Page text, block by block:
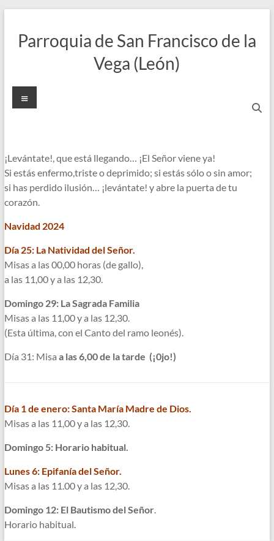
contenido
Parroquia de San Francisco de la
Vega (León)
Menú
¡Levántate!, que está llegando… ¡El Señor viene ya!
Si estás enfermo,triste o deprimido; si estás sólo o sin amor;
si has perdido ilusión… ¡levántate! y abre la puerta de tu
corazón.
Navidad 2024
Día 25: La Natividad del Señor.
Misas a las 00,00 horas (de gallo),
a las 11,00 y a las 12,30.
Domingo 29: La Sagrada Familia
Misas a las 11,00 y a las 12,30.
(Esta última, con el Canto del ramo leonés).
Día 31: Misa a las 6,00 de la tarde (¡0jo!)
Día 1 de enero: Santa María Madre de Dios.
Misas a las 11,00 y a las 12,30.
Domingo 5: Horario habitual.
Lunes 6: Epifanía del Señor.
Misas a las 11.00 y a las 12,30.
Domingo 12: El Bautismo del Señor.
Horario habitual.